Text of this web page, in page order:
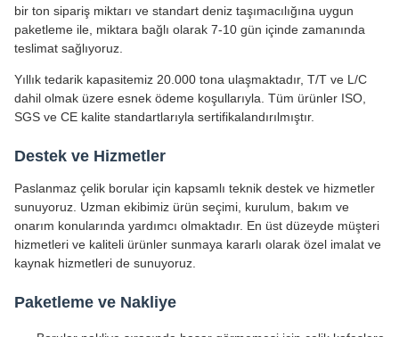
bir ton sipariş miktarı ve standart deniz taşımacılığına uygun
paketleme ile, miktara bağlı olarak 7-10 gün içinde zamanında
teslimat sağlıyoruz.
Yıllık tedarik kapasitemiz 20.000 tona ulaşmaktadır, T/T ve L/C
dahil olmak üzere esnek ödeme koşullarıyla. Tüm ürünler ISO,
SGS ve CE kalite standartlarıyla sertifikalandırılmıştır.
Destek ve Hizmetler
Paslanmaz çelik borular için kapsamlı teknik destek ve hizmetler
sunuyoruz. Uzman ekibimiz ürün seçimi, kurulum, bakım ve
onarım konularında yardımcı olmaktadır. En üst düzeyde müşteri
hizmetleri ve kaliteli ürünler sunmaya kararlı olarak özel imalat ve
kaynak hizmetleri de sunuyoruz.
Paketleme ve Nakliye